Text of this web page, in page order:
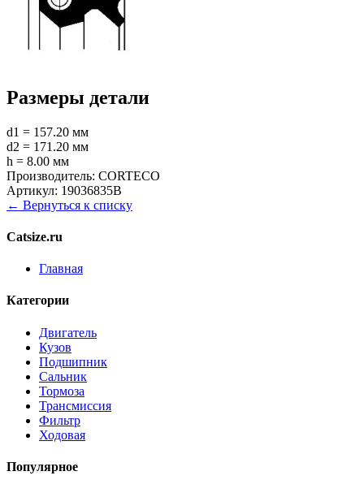
Размеры детали
d1 = 157.20 мм
d2 = 171.20 мм
h = 8.00 мм
Производитель: CORTECO
Артикул: 19036835B
← Вернуться к списку
Catsize.ru
Главная
Категории
Двигатель
Кузов
Подшипник
Сальник
Тормоза
Трансмиссия
Фильтр
Ходовая
Популярное